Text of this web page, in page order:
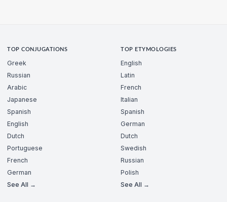
TOP CONJUGATIONS
Greek
Russian
Arabic
Japanese
Spanish
English
Dutch
Portuguese
French
German
See All →
TOP ETYMOLOGIES
English
Latin
French
Italian
Spanish
German
Dutch
Swedish
Russian
Polish
See All →